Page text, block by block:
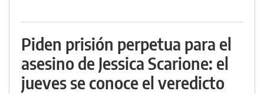
Piden prisión perpetua para el
asesino de Jessica Scarione: el
jueves se conoce el veredicto